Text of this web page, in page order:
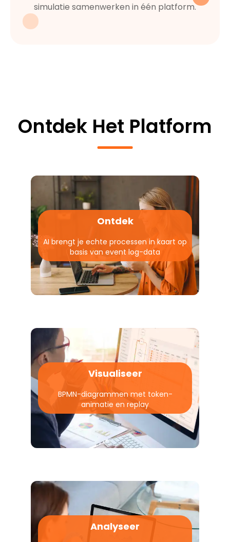
simulatie samenwerken in één platform.
Ontdek Het Platform
Ontdek
AI brengt je echte processen in kaart op
basis van event log-data
Visualiseer
BPMN-diagrammen met token-
animatie en replay
Analyseer